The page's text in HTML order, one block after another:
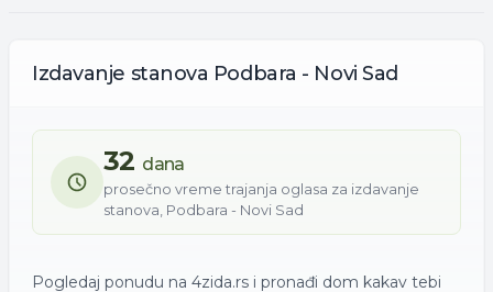
Izdavanje stanova Podbara - Novi Sad
32 dana
prosečno vreme trajanja oglasa za izdavanje
stanova, Podbara - Novi Sad
Pogledaj ponudu na 4zida.rs i pronađi dom kakav tebi